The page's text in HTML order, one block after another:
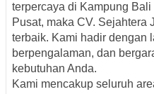
terpercaya di Kampung
Pusat, maka CV. Sejahtera
terbaik. Kami hadir dengan
berpengalaman, dan
kebutuhan Anda.
Kami mencakup seluruh